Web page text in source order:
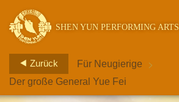
SHEN YUN PERFORMING ARTS
Zurück Für Neugierige >
Der große General Yue Fei